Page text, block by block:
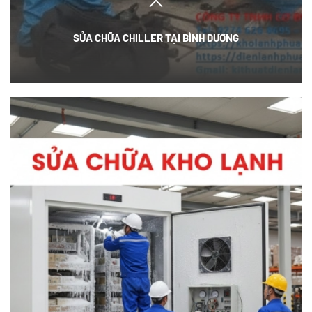
SỬA CHỮA CHILLER TẠI BÌNH DƯƠNG